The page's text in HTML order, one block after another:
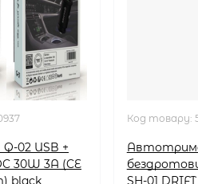
02 USB +
30W 3A (CE
black
Код товару:
SH-01